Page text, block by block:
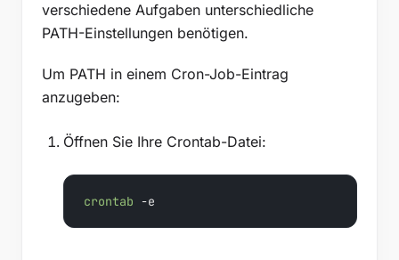
verschiedene Aufgaben unterschiedliche
PATH-Einstellungen benötigen.
Um PATH in einem Cron-Job-Eintrag
anzugeben:
Öffnen Sie Ihre Crontab-Datei:
crontab -e